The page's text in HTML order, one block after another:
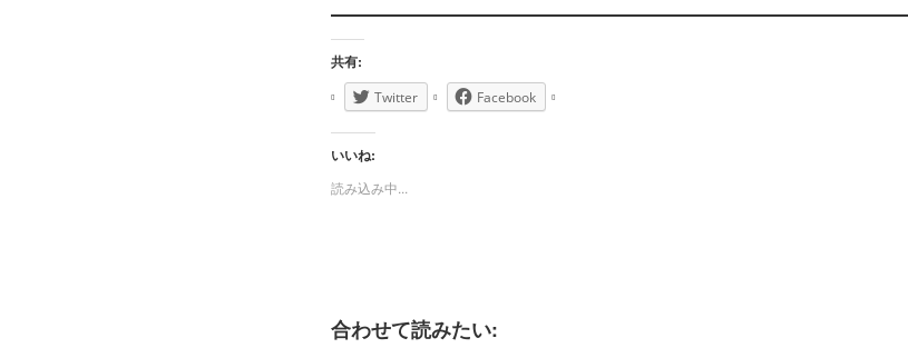
共有:
Twitter Facebook
いいね:
読み込み中...
合わせて読みたい: